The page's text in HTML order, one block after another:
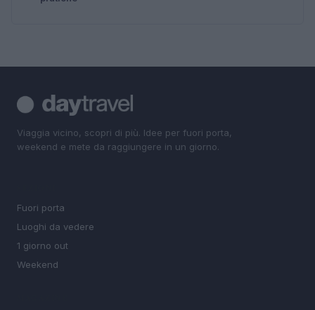
Viaggia vicino, scopri di più. Idee per fuori porta,
weekend e mete da raggiungere in un giorno.
Fuori porta
Luoghi da vedere
1 giorno out
Weekend